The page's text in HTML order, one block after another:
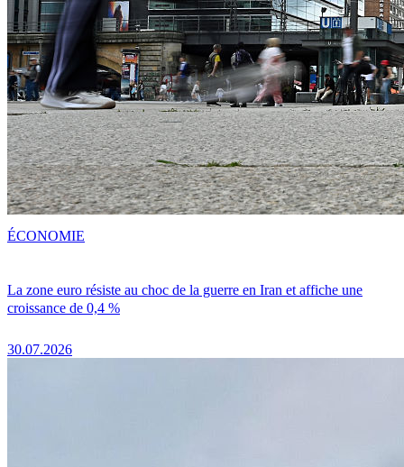
La zone euro résiste au choc de la guerre en Iran et affiche une
croissance de 0,4 %
30.07.2026
ÉCONOMIE